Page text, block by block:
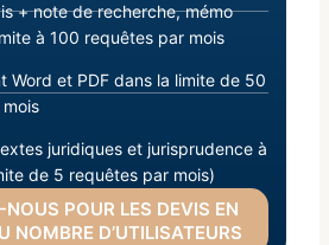
+ note de recherche, mémo
à 100 requêtes par mois
Word et PDF dans la limite de 50
juridiques et jurisprudence à
de 5 requêtes par mois)
POUR LES DEVIS EN
NOMBRE D’UTILISATEURS